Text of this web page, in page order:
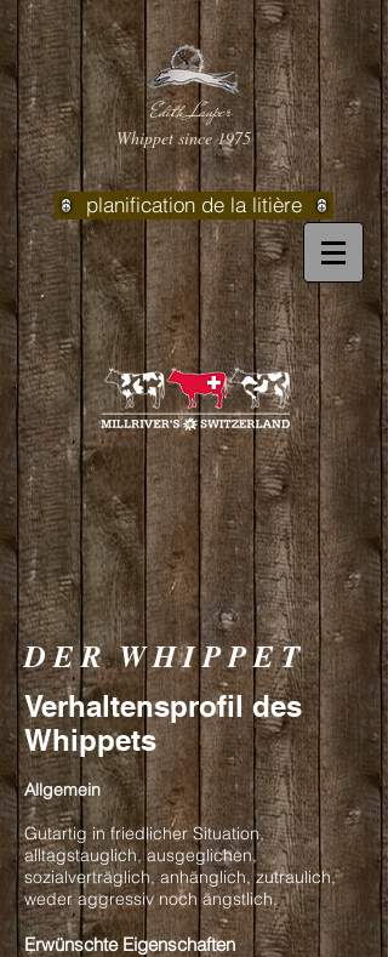
Edith Lauper
Whippet since 1975
planification de la litière
D E R W H I P P E T
Verhaltensprofil des
Whippets
Allgemein
Gutartig in friedlicher Situation,
alltagstauglich, ausgeglichen,
sozialverträglich, anhänglich, zutraulich,
weder aggressiv noch ängstlich.
Erwünschte Eigenschaften